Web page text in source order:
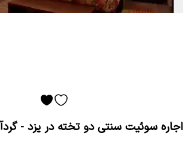
اجاره سوئیت سنتی دو تخته در یزد -